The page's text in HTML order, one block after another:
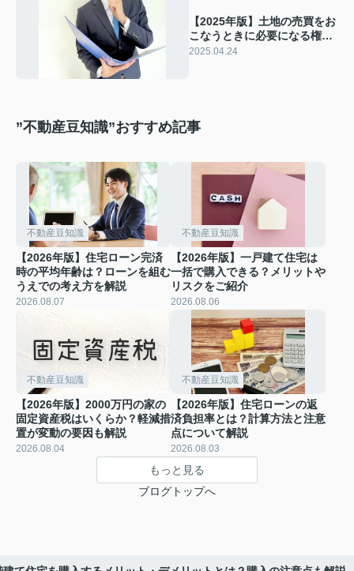
【2025年版】土地の売買をお
こなうときに必要になる権利
書とは？紛失時の対策も解説
2025.04.24
”不動産豆知識”おすすめ記事
不動産豆知識
【2026年版】住宅ローン完済
時の平均年齢は？ローンを組む
うえでの考え方を解説
2026.08.07
不動産豆知識
【2026年版】一戸建て住宅は
一括で購入できる？メリットや
リスクをご紹介
2026.08.06
不動産豆知識
【2026年版】2000万円の家の
固定資産税はいくらか？軽減措
置が変動の要因も解説
2026.08.04
不動産豆知識
【2026年版】住宅ローンの返
済負担率とは？計算方法と注意
点について解説
2026.08.03
もっと見る
ブログトップへ